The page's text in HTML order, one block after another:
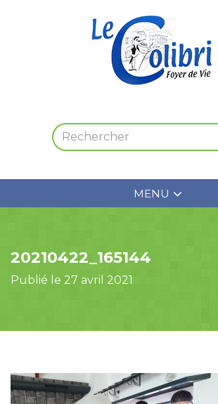
MENU
20210422_165144
Publié le 27 avril 2021